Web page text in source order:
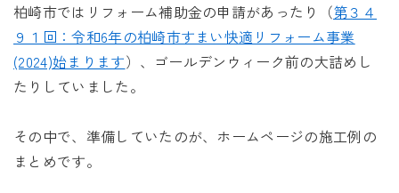
お問い合わせ
Tel. 0257-27-2157
柏崎市ではリフォーム補助金の申請があったり（第３４
９１回：令和6年の柏崎市すまい快適リフォーム事業
(2024)始まります）、ゴールデンウィーク前の大詰めし
たりしていました。
その中で、準備していたのが、ホームページの施工例の
まとめです。